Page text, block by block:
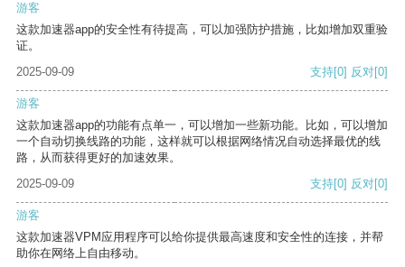
游客
这款加速器app的安全性有待提高，可以加强防护措施，比如增加双重验
证。
2025-09-09
支持[0] 反对[0]
游客
这款加速器app的功能有点单一，可以增加一些新功能。比如，可以增加
一个自动切换线路的功能，这样就可以根据网络情况自动选择最优的线
路，从而获得更好的加速效果。
2025-09-09
支持[0] 反对[0]
游客
这款加速器VPM应用程序可以给你提供最高速度和安全性的连接，并帮
助你在网络上自由移动。